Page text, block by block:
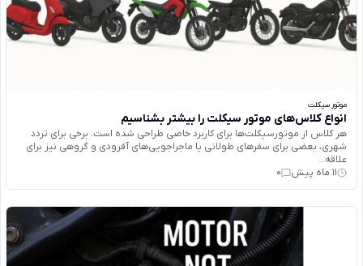
موتور سیکلت
انواع کلاس‌های موتور سیکلت را بیشتر بشناسیم
هر کلاس از موتورسیکلت‌ها برای کاربرد خاصی طراحی شده است. برخی برای تردد
شهری، بعضی برای سفرهای طولانی یا ماجراجویی‌های آفرودی و گروهی نیز برای
علاقه‌...
11 ماه پیش
0